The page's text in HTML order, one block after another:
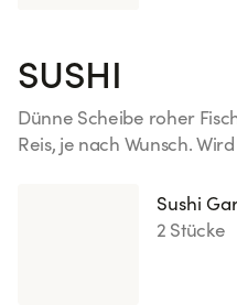
SUSHI
Dünne Scheibe roher
Reis, je nach Wunsch.
Sushi
2 Stücke